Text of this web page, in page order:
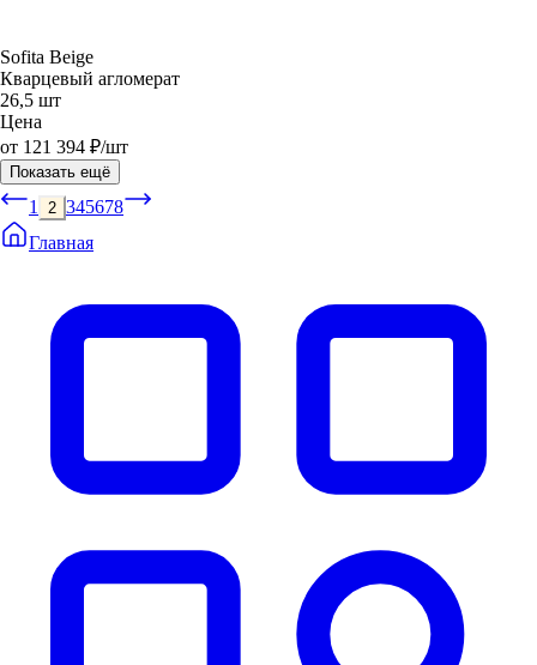
Sofita Beige
Кварцевый агломерат
26,5 шт
Цена
от 121 394 ₽/шт
Показать ещё
1 2 345678
Главная